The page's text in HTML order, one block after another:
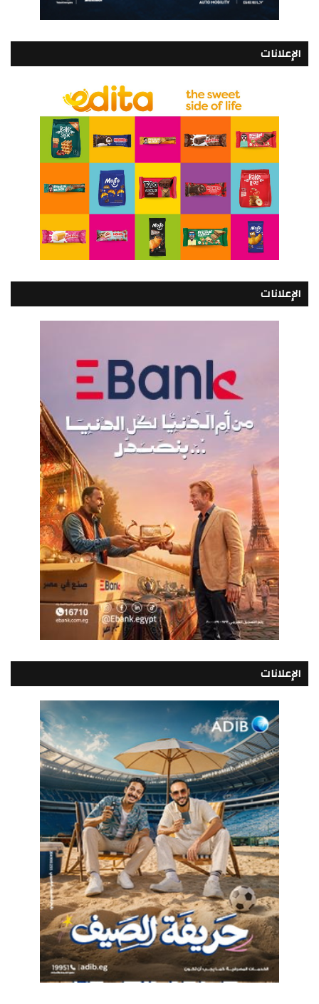
الإعلانات
الإعلانات
الإعلانات